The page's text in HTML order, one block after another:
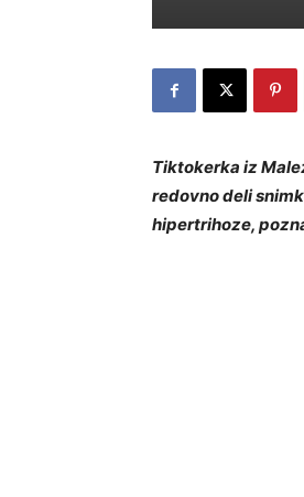
Tiktokerka iz
redovno deli
hipertrihoze,